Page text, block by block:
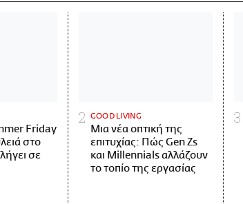
Friday
στο
σε
GOOD LIVING
Μια νέα οπτική της
επιτυχίας: Πώς Gen Zs
και Millennials αλλάζουν
το τοπίο της εργασίας